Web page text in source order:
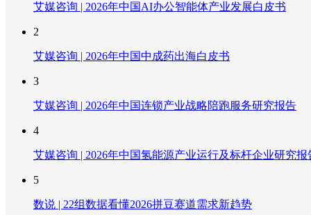
艾媒咨询 | 2026年中国AI办公智能体产业发展白皮书
2
艾媒咨询 | 2026年中国中成药出海白皮书
3
艾媒咨询 | 2026年中国连锁产业战略陪跑服务研究报告
4
艾媒咨询 | 2026年中国氢能源产业运行及标杆企业研究报
5
数说 | 22组数据看懂2026拼豆赛道需求新趋势